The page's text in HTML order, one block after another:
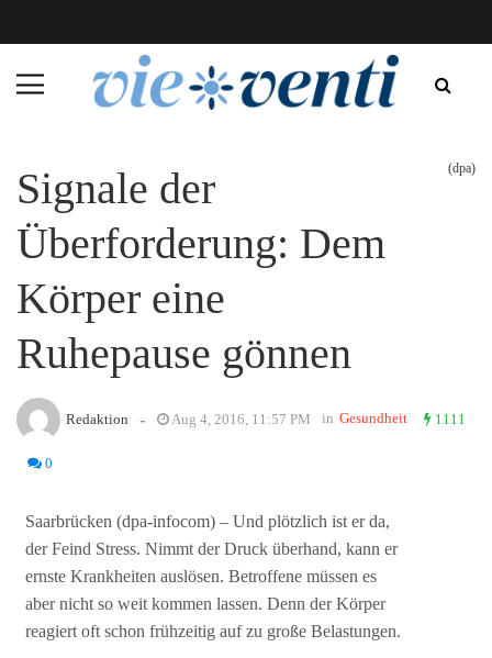
Signale der
Überforderung: Dem
Körper eine
Ruhepause gönnen
(dpa)
Redaktion - Aug 4, 2016, 11:57 PM in Gesundheit 1111
0
Saarbrücken (dpa-infocom) – Und plötzlich ist er da,
der Feind Stress. Nimmt der Druck überhand, kann er
ernste Krankheiten auslösen. Betroffene müssen es
aber nicht so weit kommen lassen. Denn der Körper
reagiert oft schon frühzeitig auf zu große Belastungen.